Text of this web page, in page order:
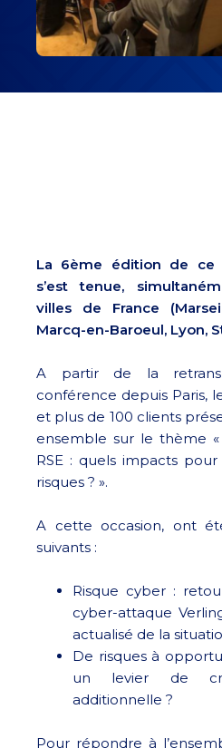
La 6ème édition de ce
s’est tenue,
villes de France
Marcq-en-Baroeul, Lyon,
A partir de la
conférence depuis Paris,
et plus de 100 clients
ensemble sur le thème
RSE : quels impacts
risques ? ».
A cette occasion, ont
suivants :
Risque cyber :
cyber-attaque
actualisé de la
De risques à
un levier de
additionnelle ?
Pour répondre à